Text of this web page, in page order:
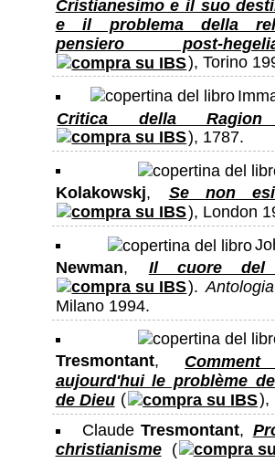
Cristianesimo e il suo
e il problema della
pensiero post-
), Torino
Critica della Ragion
), 1787.
Kolakowskj, Se non
), London
Newman, Il cuore del
).
Milano 1994.
Tresmontant,
aujourd'hui le problème
de Dieu (
),
ClaudeTresmontant,
christianisme (